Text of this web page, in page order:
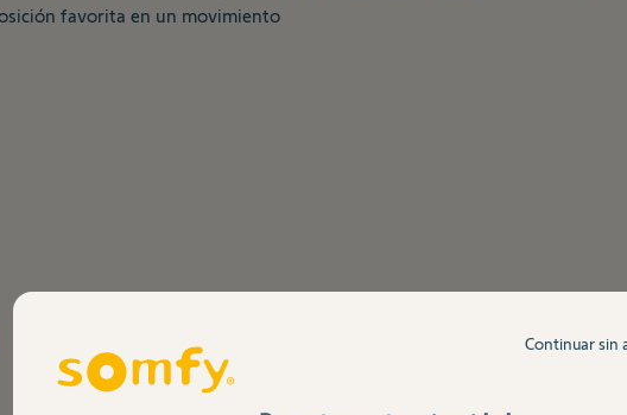
favorita en un movimiento
Continuar sin